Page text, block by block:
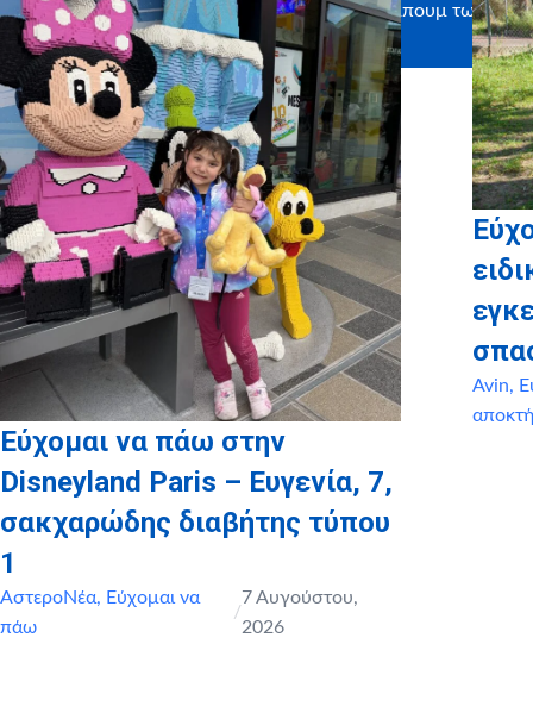
προσωποποιημένων φωτογραφικών άλμπουμ των
παιδιών μας!
Εύχομαι να πάω στην
Disneyland Paris – Ευγενία, 7,
σακχαρώδης διαβήτης τύπου
1
ΑστεροΝέα, Εύχομαι να
πάω
/
7 Αυγούστου,
2026
Avin,